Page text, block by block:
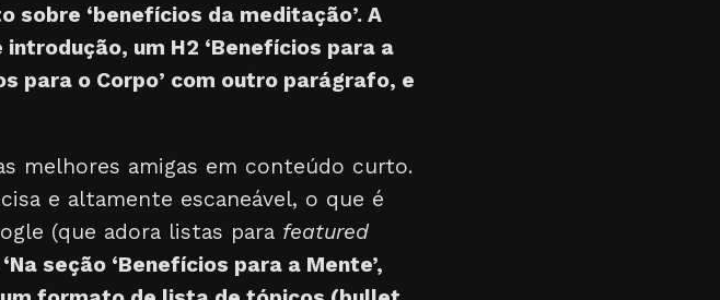
sobre ‘benefícios da meditação’. A
um H2 ‘Benefícios para a
para o Corpo’ com outro parágrafo, e
melhores amigas em conteúdo curto.
e altamente escaneável, o que é
(que adora listas para featured
‘Na seção ‘Benefícios para a Mente’,